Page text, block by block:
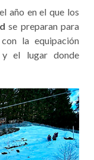
año en el que los
se preparan para
la equipación
y el lugar donde